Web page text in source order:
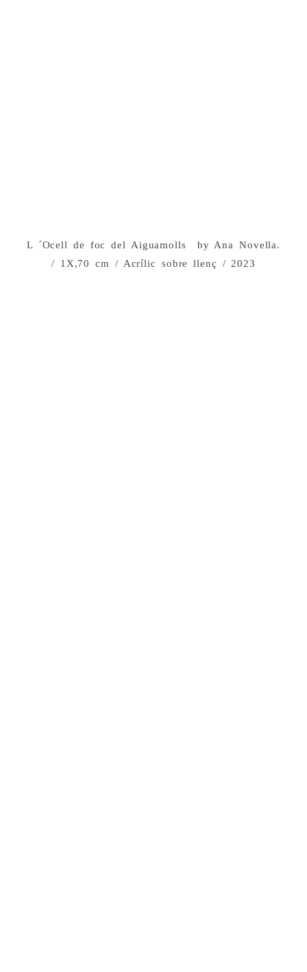
L ´Ocell de foc del Aiguamolls ​​ by Ana Novella.
/ 1X,70 cm / Acrílic sobre llenç / 2023